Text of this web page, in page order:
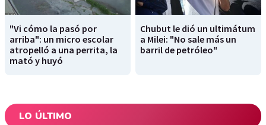
"Vi cómo la pasó por
arriba": un micro escolar
atropelló a una perrita, la
mató y huyó
Chubut le dió un ultimátum
a Milei: "No sale más un
barril de petróleo"
LO ÚLTIMO